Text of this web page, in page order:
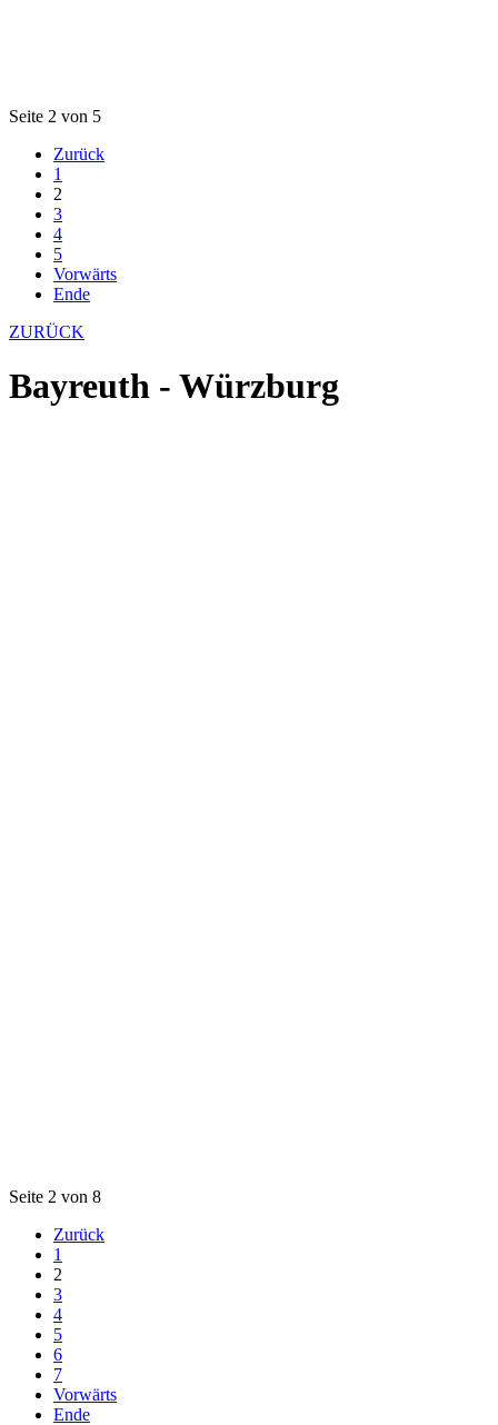
Seite 2 von 5
Zurück
1
2
3
4
5
Vorwärts
Ende
ZURÜCK
Bayreuth - Würzburg
Seite 2 von 8
Zurück
1
2
3
4
5
6
7
Vorwärts
Ende